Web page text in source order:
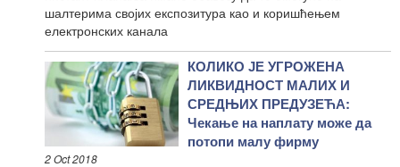
шалтерима својих експозитура као и коришћењем
електронских канала
КОЛИКО ЈЕ УГРОЖЕНА
ЛИКВИДНОСТ МАЛИХ И
СРЕДЊИХ ПРЕДУЗЕЋА:
Чекање на наплату може да
потопи малу фирму
2 Oct 2018